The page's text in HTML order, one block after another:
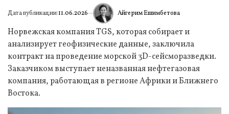
Дата публикации:11.06.2026 ИА Айгерим Ешимбетова
Норвежская компания TGS, которая собирает и
анализирует геофизические данные, заключила
контракт на проведение морской 3D-сейсморазведки.
Заказчиком выступает неназванная нефтегазовая
компания, работающая в регионе Африки и Ближнего
Востока.